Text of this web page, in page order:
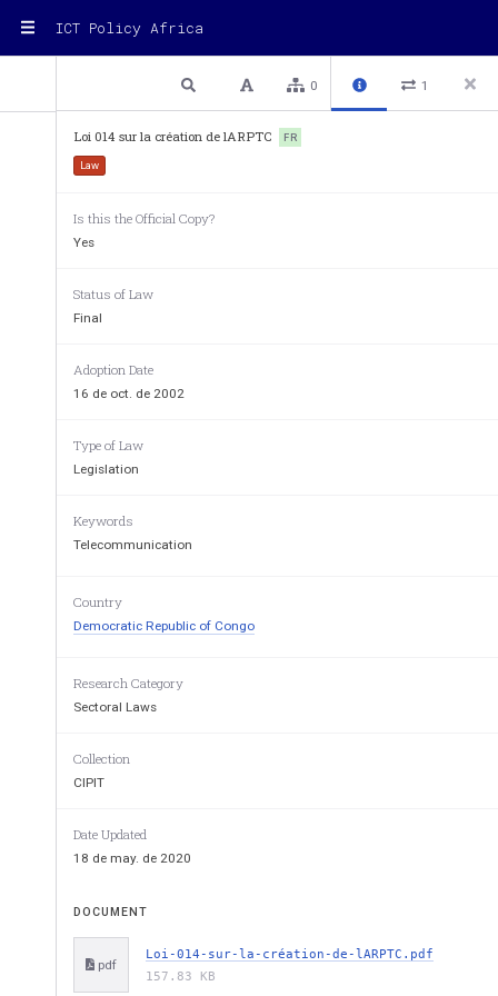
ICT Policy Africa
Previous 2 / 16 Next Plain text
dans  la  vie  d'une  nation  et  expliquent  la
diversité  des  rapports  socioprofessionnels  qui
des postes et télécommunications.
0 1
Loi 014 sur la création de lARPTC FR
Law
Is this the Official Copy?
Yes
Status of Law
Final
Adoption Date
16 de oct. de 2002
Type of Law
Legislation
Keywords
Telecommunication
Country
Democratic Republic of Congo
Research Category
Sectoral Laws
Collection
CIPIT
Date Updated
18 de may. de 2020
DOCUMENT
pdf
Loi-014-sur-la-création-de-lARPTC.pdf
157.83 KB